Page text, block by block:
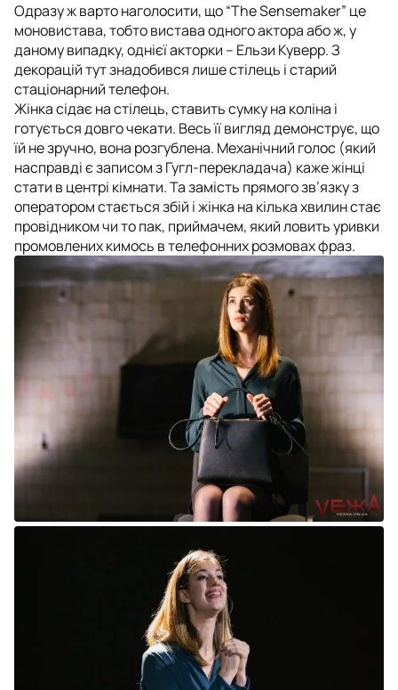
Одразу ж варто наголосити, що “The Sensemaker” це
моновистава, тобто вистава одного актора або ж, у
даному випадку, однієї акторки – Ельзи Куверр. З
декорацій тут знадобився лише стілець і старий
стаціонарний телефон.
Жінка сідає на стілець, ставить сумку на коліна і
готується довго чекати. Весь її вигляд демонструє, що
їй не зручно, вона розгублена. Механічний голос (який
насправді є записом з Гугл-перекладача) каже жінці
стати в центрі кімнати. Та замість прямого зв’язку з
оператором стається збій і жінка на кілька хвилин стає
провідником чи то пак, приймачем, який ловить уривки
промовлених кимось в телефонних розмовах фраз.